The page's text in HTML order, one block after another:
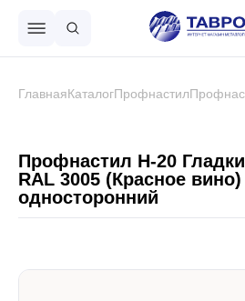
Металлочерепица
ГлавнаяКаталогПрофнастил
Профнастил Н-20
RAL 3005 (Красное вино)
односторонний